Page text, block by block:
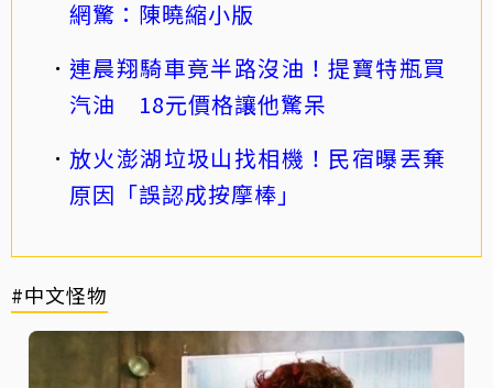
網驚：陳曉縮小版
連晨翔騎車竟半路沒油！提寶特瓶買
汽油 18元價格讓他驚呆
放火澎湖垃圾山找相機！民宿曝丟棄
原因「誤認成按摩棒」
#中文怪物